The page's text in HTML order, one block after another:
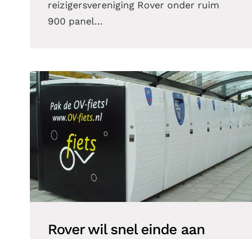
reizigersvereniging Rover onder ruim
900 panel…
Rover wil snel einde aan